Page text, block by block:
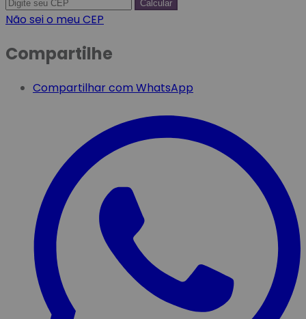
Calcular
Não sei o meu CEP
Compartilhe
Compartilhar com WhatsApp